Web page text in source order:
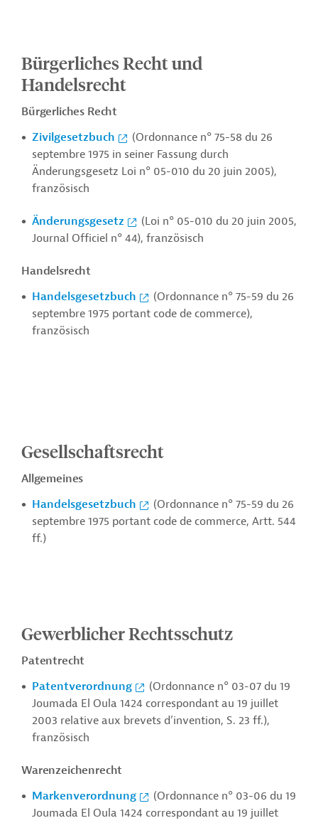
Bürgerliches Recht und
Handelsrecht
Bürgerliches Recht
Zivilgesetzbuch
(Ordonnance n° 75-58 du 26
septembre 1975 in seiner Fassung durch
Änderungsgesetz Loi n° 05-010 du 20 juin 2005),
französisch
Änderungsgesetz
(Loi n° 05-010 du 20 juin 2005,
Journal Officiel n° 44), französisch
Handelsrecht
Handelsgesetzbuch
(Ordonnance n° 75-59 du 26
septembre 1975 portant code de commerce),
französisch
Gesellschaftsrecht
Allgemeines
Handelsgesetzbuch
(Ordonnance n° 75-59 du 26
septembre 1975 portant code de commerce, Artt. 544
ff.)
Gewerblicher Rechtsschutz
Patentrecht
Patentverordnung
(Ordonnance n° 03-07 du 19
Joumada El Oula 1424 correspondant au 19 juillet
2003 relative aux brevets d’invention, S. 23 ff.),
französisch
Warenzeichenrecht
Markenverordnung
(Ordonnance n° 03-06 du 19
Joumada El Oula 1424 correspondant au 19 juillet